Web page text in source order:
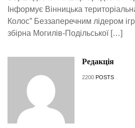
Інформує Вінницька
Колос” Беззаперечним лідером
збірна Могилів-Подільської […]
Редакція
2200 POSTS